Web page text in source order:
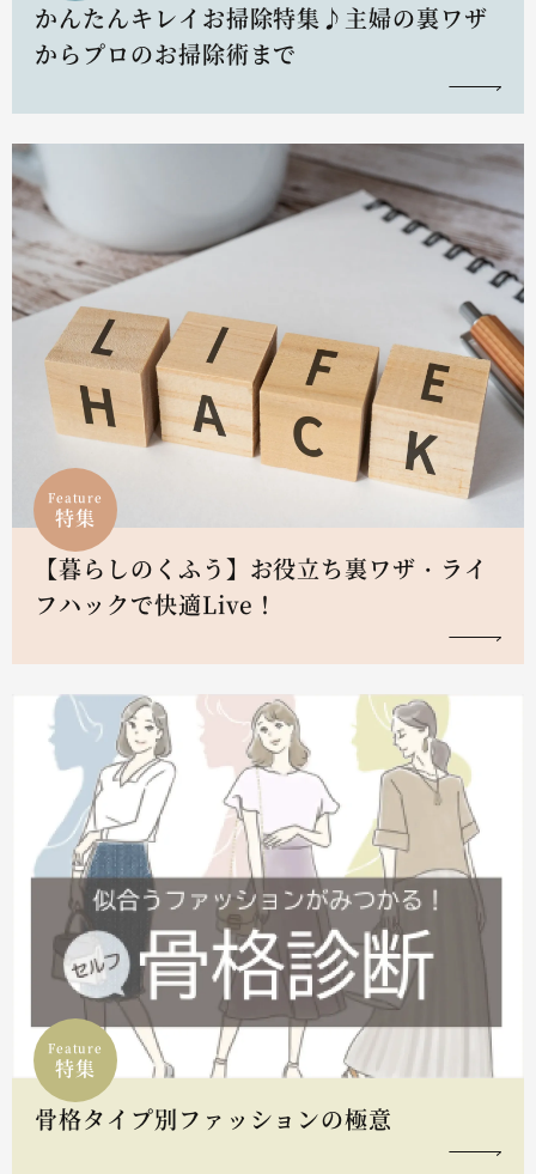
かんたんキレイお掃除特集♪主婦の裏ワザ
からプロのお掃除術まで
Feature
特集
【暮らしのくふう】お役立ち裏ワザ・ライ
フハックで快適Live！
Feature
特集
骨格タイプ別ファッションの極意